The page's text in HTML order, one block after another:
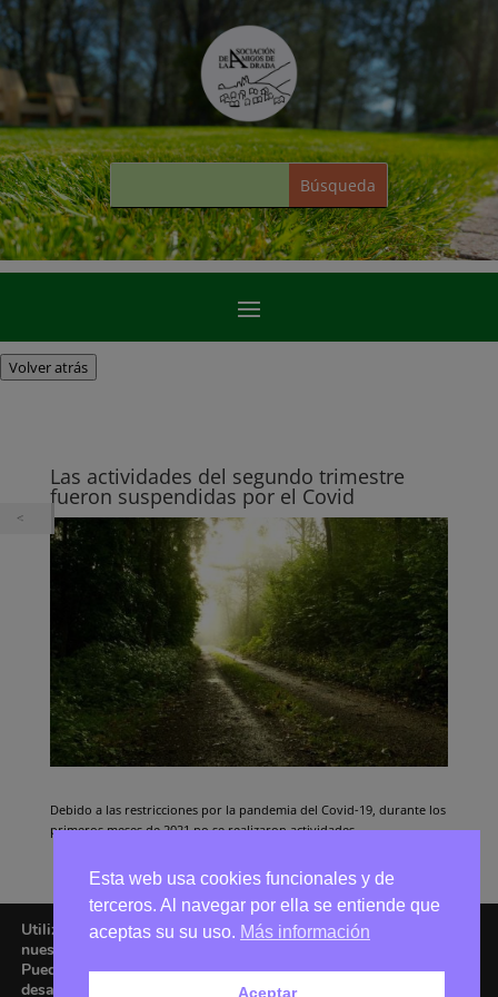
Volver atrás
Las actividades del segundo trimestre
fueron suspendidas por el Covid
Debido a las restricciones por la pandemia del Covid-19, durante los
primeros meses de 2021 no se realizaron actividades.
Utilizamos cookies para ofrecerte la mejor experiencia en
nuestra web.
Puedes aprender más sobre qué cookies utilizamos o
desactivarlas en los
Esta web usa cookies funcionales y de
terceros. Al navegar por ella se entiende que
aceptas su su uso. Más información
Aceptar